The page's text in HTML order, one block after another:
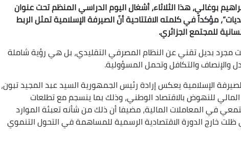
بوغالي، هذا الثلاثاء، أشغال اليوم الدراسي المنظم تحت عنوان
مؤكداً في كلمته الافتتاحية أنّ الصيرفة الإسلامية تمثل الربط
للمجتمع الجزائري.
مجرد بديل تقني عن النظام المصرفي التقليدي، بل هي رؤية شاملة
والإنصاف والتكافل وتحمل المسؤولية.
الإسلامية يعكس إرادة رئيس الجمهورية السيد عبد المجيد تبون،
للنهوض بالاقتصاد الوطني، وذلك بما ينسجم مع تطلعات
في المعاملات المالية، مضيفا أن ذلك من شأنه تعبئة الموارد
ظلت خارج الدورة الاقتصادية الرسمية للمساهمة في التحول التنموي